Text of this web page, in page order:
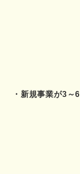
・新規事業が3～